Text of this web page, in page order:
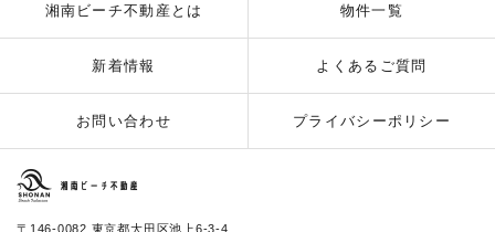
〒146-0082 東京都大田区池上6-3-4
湘南ビーチ不動産とは 物件一覧
新着情報 よくあるご質問
お問い合わせ プライバシーポリシー